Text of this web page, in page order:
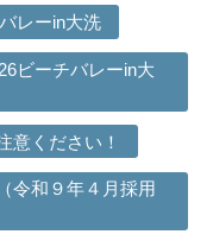
レーin大洗
ビーチバレーin大
意ください！
令和９年４月採用